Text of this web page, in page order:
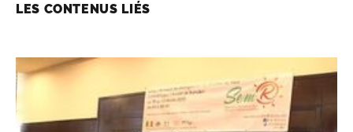
LES CONTENUS LIÉS